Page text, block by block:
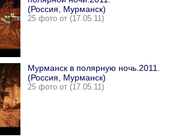
(Россия, Мурманск)
25 фото от (17.05.11)
Мурманск в полярную ночь.2011.
(Россия, Мурманск)
25 фото от (17.05.11)